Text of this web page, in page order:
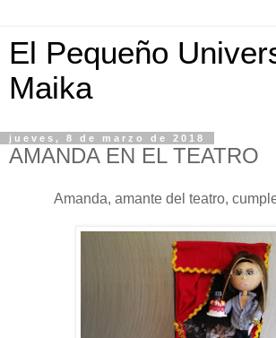
El Pequeño
Maika
jueves, 8 de marzo de 2018
AMANDA EN EL TEATRO
Amanda, amante del teatro,